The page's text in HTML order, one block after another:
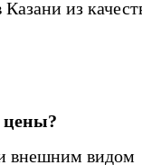
Казани из
цены?
внешним видом